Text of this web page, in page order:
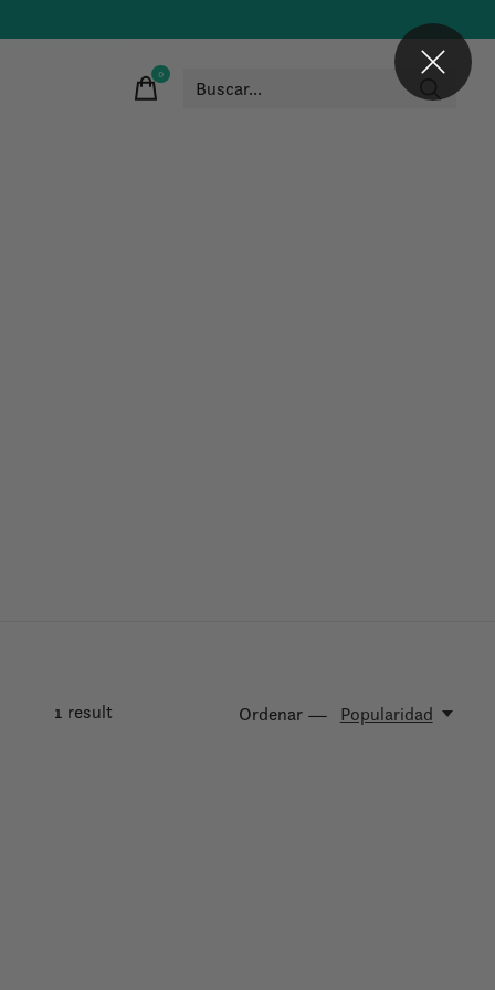
0items
1 result Ordenar — Popularidad